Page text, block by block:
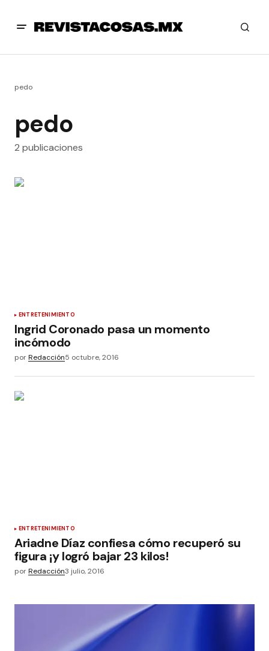
pedo
pedo
2 publicaciones
ENTRETENIMIENTO
Ingrid Coronado pasa un momento
incómodo
porRedacción5 octubre, 2016
ENTRETENIMIENTO
Ariadne Díaz confiesa cómo recuperó su
figura ¡y logró bajar 23 kilos!
porRedacción3 julio, 2016